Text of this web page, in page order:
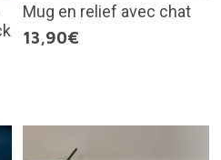
Mug en relief avec chat
13,90€